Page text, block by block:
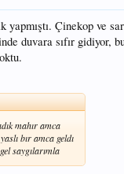
yapmıştı. Çinekop ve
duvara sıfır gidiyor,
mahır amca
bır amca geldı
saygılarımla